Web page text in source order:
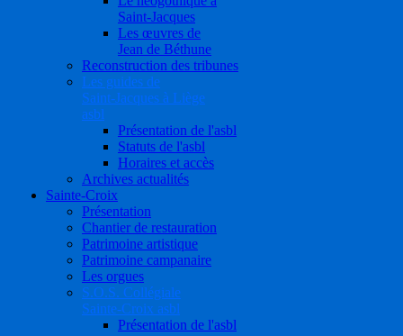
Saint-Jacques
Les œuvres de
Jean de Béthune
Reconstruction des tribunes
Les guides de
Saint-Jacques à Liège
asbl
Présentation de l'asbl
Statuts de l'asbl
Horaires et accès
Archives actualités
Sainte-Croix
Présentation
Chantier de restauration
Patrimoine artistique
Patrimoine campanaire
Les orgues
S.O.S. Collégiale
Sainte-Croix asbl
Présentation de l'asbl